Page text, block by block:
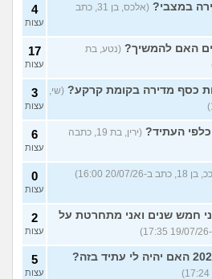
במצבי?
(אלכס, בן 31, כתב
4
עצות
האם להמשיך? (נטע, בת
17
עצות
כסף מדירה בקומת קרקע? (שי,
3
עצות
העתיד?
(ירין, בת 19, כתבה
6
עצות
ב-20/07/26 16:00) 0
עצות
חמש שנים ואני מתחרטת על
2
עצות
5
עצות